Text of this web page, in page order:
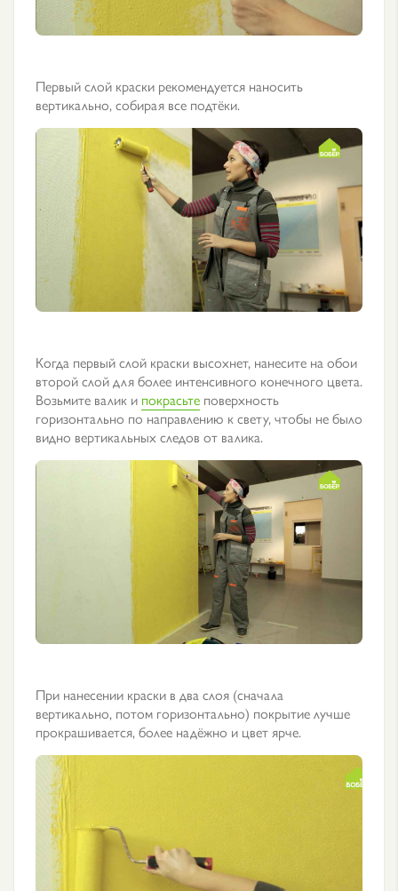
Первый слой краски рекомендуется наносить
вертикально, собирая все подтёки.
Когда первый слой краски высохнет, нанесите на обои
второй слой для более интенсивного конечного цвета.
Возьмите валик и покрасьте поверхность
горизонтально по направлению к свету, чтобы не было
видно вертикальных следов от валика.
При нанесении краски в два слоя (сначала
вертикально, потом горизонтально) покрытие лучше
прокрашивается, более надёжно и цвет ярче.